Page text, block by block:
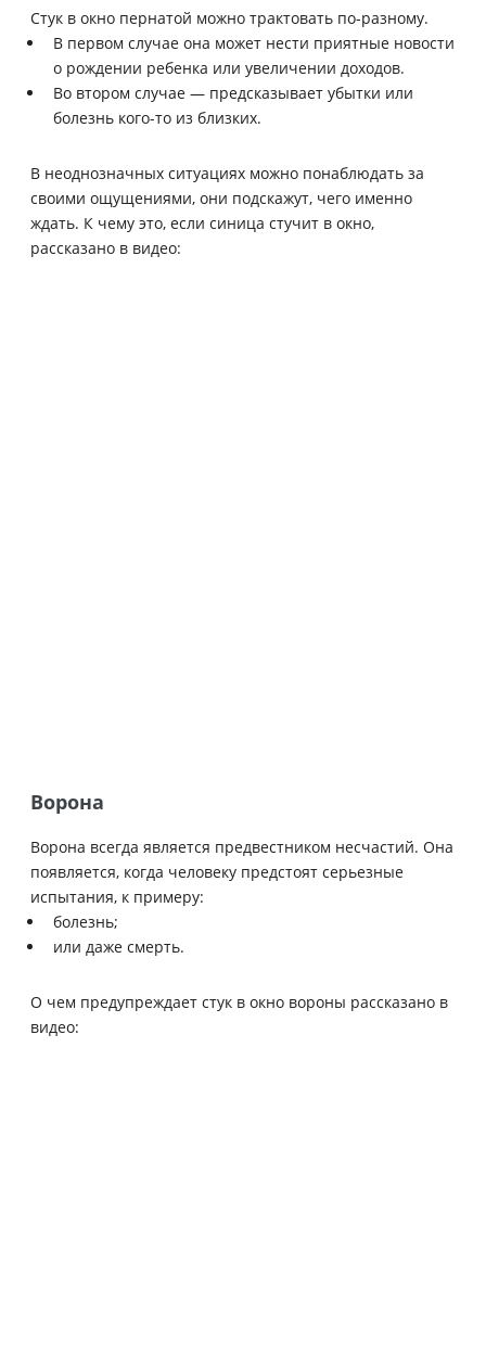
Стук в окно пернатой можно трактовать по-разному.
В первом случае она может нести приятные новости
о рождении ребенка или увеличении доходов.
Во втором случае — предсказывает убытки или
болезнь кого-то из близких.
В неоднозначных ситуациях можно понаблюдать за
своими ощущениями, они подскажут, чего именно
ждать. К чему это, если синица стучит в окно,
рассказано в видео:
Ворона
Ворона всегда является предвестником несчастий. Она
появляется, когда человеку предстоят серьезные
испытания, к примеру:
болезнь;
или даже смерть.
О чем предупреждает стук в окно вороны рассказано в
видео: